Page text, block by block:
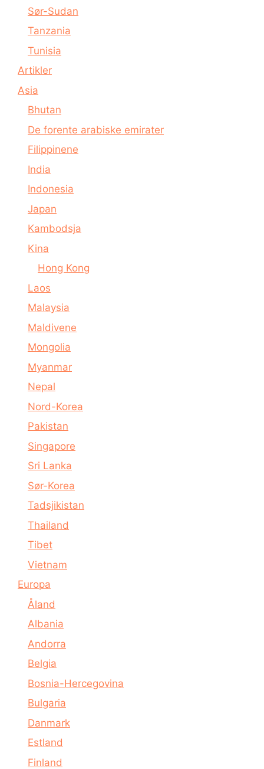
Sør-Sudan
Tanzania
Tunisia
Artikler
Asia
Bhutan
De forente arabiske emirater
Filippinene
India
Indonesia
Japan
Kambodsja
Kina
Hong Kong
Laos
Malaysia
Maldivene
Mongolia
Myanmar
Nepal
Nord-Korea
Pakistan
Singapore
Sri Lanka
Sør-Korea
Tadsjikistan
Thailand
Tibet
Vietnam
Europa
Åland
Albania
Andorra
Belgia
Bosnia-Hercegovina
Bulgaria
Danmark
Estland
Finland